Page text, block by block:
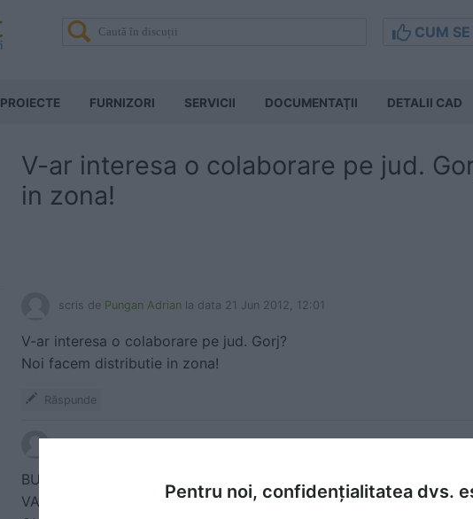
CUM SE
PROIECTE FURNIZORI SERVICII DOCUMENTAŢII DETALII CAD
V-ar interesa o colaborare pe jud.
in zona!
scris de Pungan Adrian la data 21 Jun 2012, 12:01
V-ar interesa o colaborare pe jud. Gorj?
Noi facem distributie in zona!
Răspunde
BUNA ZIUA,
VA RUGAM A LUA LEGATURA CU COLEGUL DE PE ZONA MIHAI
Pentru noi, confidențialitatea dvs.